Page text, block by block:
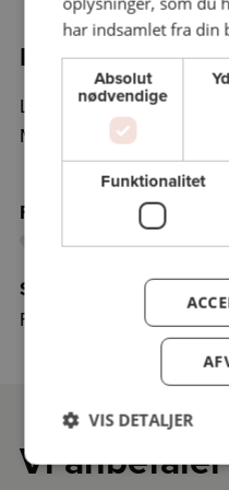
Program:
Lørdag 23/5/26 kl. 09.30
Mattias Sommer Bostrup
Føj holdet til favoritter
Samarbejdspartnere
Folkemødet i Ribe
Vi
har indsamlet fra din
Absolut
nødvendige
Funktionalitet
VIS DETALJER